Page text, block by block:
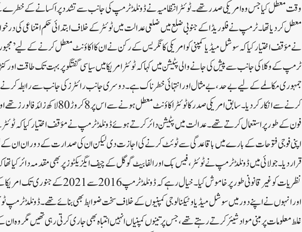
وقت معطل کیا جس وہ امریکی صدر تھے۔ٹوئٹر انتظامیہ نے ڈونلڈ ٹرمپ کی جانب سے تشدد پر اکسانے کے خطرے
معطل کردیا تھا۔ٹرمپ نے فلوریڈا کے جنوبی ضلع میں ضلعی عدالت میں ٹوئٹر کے خلاف ابتدائی حکم امتناعی کی
نے مؤقف اختیار کیا کہ سوشل میڈیا کمپنی کو امریکی کانگریس کے رکن نے ان کا اکاؤنٹ معطل کرنے کے لیے
ٹرمپ کے وکلا کی جانب سے پیش کی جانے والی پٹیشن میں کہا کہ ٹوئٹر امریکا میں سیاسی گفتگو پر بہت تک طاقت اور
جمہوری مکالمے کے لیے بے حد، بے مثال اور انتہائی خطرناک ہے۔دوسری جانب رائٹرز کی جانب سے رابطہ کرنے
کرنے سے انکار کردیا۔سابق امریکی صدر کا ٹوئٹر اکاؤنٹ
فون کے طور پر استعمال کرتے تھے۔عدالت میں پٹیشن دائر کرتے ہوئے ڈونلڈ ٹرمپ نے مؤقف اختیار کیا کہ ٹوئٹر
اپنی فوجی فتوحات کے بارے میں باقاعدگی سے ٹوئٹ کرنے کی اجازت دی لیکن ان کی صدارت کے دوران ان کے
قرار دیا۔جولائی میں ڈونلڈ ٹرمپ نے ٹوئٹر، فیس بک اور الفابیٹ گوگل کے چیف ایگزیکٹوز پر بھی مقدمہ دائر کیا
اور انہوں نے اپنے دور میں سوشل میڈیا و ٹیکنالوجی کمپنیوں کے خلاف سخت ضوابط بھی بنائے تھے۔ڈونلڈ ٹرمپ
غلط معلومات پر مبنی مواد شیئر کرتے رہتے تھے، جس پر تینوں کمپنیاں انہیں انتباہ بھی جاری کرتی رہی تھیں مگر وہ